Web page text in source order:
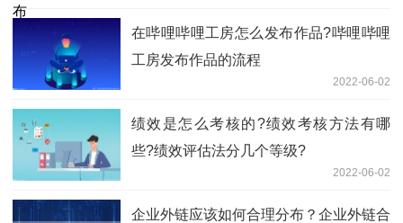
在哔哩哔哩工房怎么发布作品?哔哩哔哩
工房发布作品的流程
2022-06-02
绩效是怎么考核的?绩效考核方法有哪
些?绩效评估法分几个等级?
2022-06-02
企业外链应该如何合理分布？企业外链合